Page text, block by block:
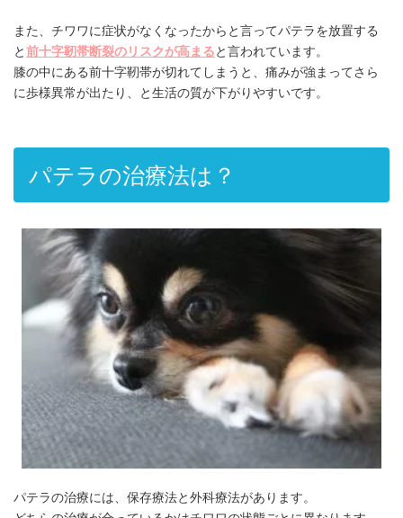
また、チワワに症状がなくなったからと言ってパテラを放置する
と前十字靭帯断裂のリスクが高まると言われています。
膝の中にある前十字靭帯が切れてしまうと、痛みが強まってさら
に歩様異常が出たり、と生活の質が下がりやすいです。
パテラの治療法は？
パテラの治療には、保存療法と外科療法があります。